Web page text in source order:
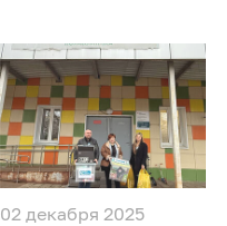
02 декабря 2025